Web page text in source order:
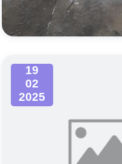
Муниципальный контроль
19
02
2025